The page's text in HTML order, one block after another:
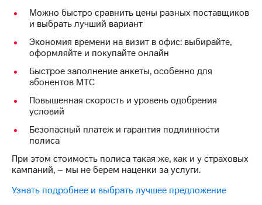
eSIM
карта
для
иностранцев
Оформить
чистый
номер
Выбрать
красивый
номер
Заменить
SIM-
Деньги
и подключите
ТВ
с выгодным
тарифом
Тарифы
Интернет,
ТВ и телефон
для дома
Услуги
Можно быстро сравнить цены разных поставщиков
и выбрать лучший вариант
Экономия времени на визит в офис: выбирайте,
оформляйте и покупайте онлайн
Быстрое заполнение анкеты, особенно для
абонентов МТС
Повышенная скорость и уровень одобрения
условий
Безопасный платеж и гарантия подлинности
полиса
При этом стоимость полиса такая же, как и у страховых
кампаний, – мы не берем наценки за услуги.
Узнать подробнее и выбрать лучшее предложение